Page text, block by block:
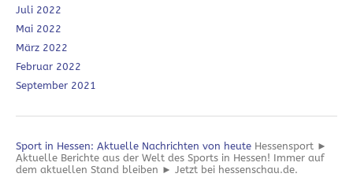
Juli 2022
Mai 2022
März 2022
Februar 2022
September 2021
Sport in Hessen: Aktuelle Nachrichten von heute Hessensport ►
Aktuelle Berichte aus der Welt des Sports in Hessen! Immer auf
dem aktuellen Stand bleiben ► Jetzt bei hessenschau.de.